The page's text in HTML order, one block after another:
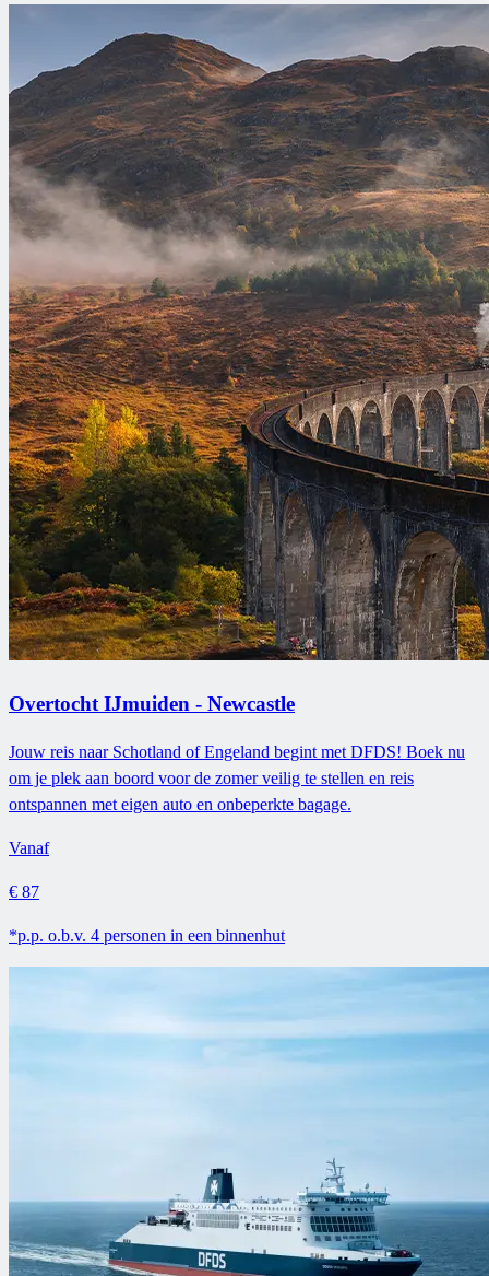
Overtocht IJmuiden - Newcastle
Jouw reis naar Schotland of Engeland begint met DFDS! Boek nu
om je plek aan boord voor de zomer veilig te stellen en reis
ontspannen met eigen auto en onbeperkte bagage.
Vanaf
€ 87
*p.p. o.b.v. 4 personen in een binnenhut